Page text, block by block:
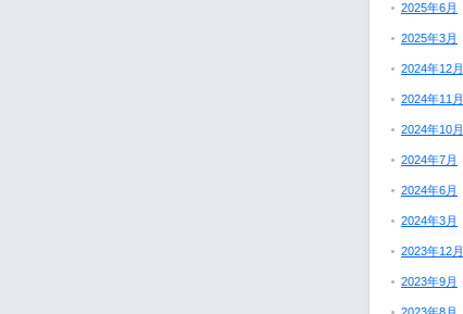
2025年6月
2025年3月
2024年12月
2024年11月
2024年10月
2024年7月
2024年6月
2024年3月
2023年12月
2023年9月